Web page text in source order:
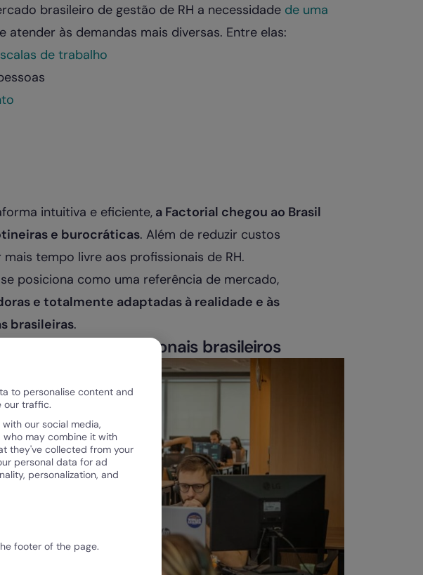
brasileiro de gestão de RH a necessidade de uma
atender às demandas mais diversas. Entre elas:
de trabalho
intuitiva e eficiente,a Factorial chegou ao Brasil
e burocráticas. Além de reduzir custos
tempo livre aos profissionais de RH.
posiciona como uma referência de mercado,
e totalmente adaptadas à realidade e às
brasileiras.
mais de 100 profissionais brasileiros
to personalise content and
our traffic.
our social media,
who may combine it with
they've collected from your
personal data for ad
personalization, and
footer of the page.